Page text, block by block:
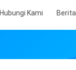
Hubungi Kami Berita